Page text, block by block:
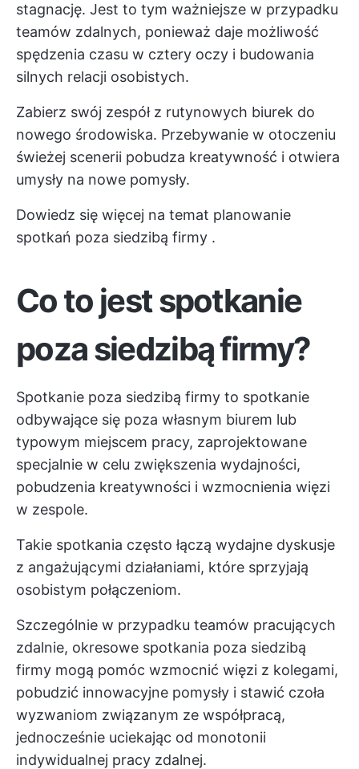
stagnację. Jest to tym ważniejsze w przypadku
teamów zdalnych, ponieważ daje możliwość
spędzenia czasu w cztery oczy i budowania
silnych relacji osobistych.
Zabierz swój zespół z rutynowych biurek do
nowego środowiska. Przebywanie w otoczeniu
świeżej scenerii pobudza kreatywność i otwiera
umysły na nowe pomysły.
Dowiedz się więcej na temat planowanie
spotkań poza siedzibą firmy .
Co to jest spotkanie
poza siedzibą firmy?
Spotkanie poza siedzibą firmy to spotkanie
odbywające się poza własnym biurem lub
typowym miejscem pracy, zaprojektowane
specjalnie w celu zwiększenia wydajności,
pobudzenia kreatywności i wzmocnienia więzi
w zespole.
Takie spotkania często łączą wydajne dyskusje
z angażującymi działaniami, które sprzyjają
osobistym połączeniom.
Szczególnie w przypadku teamów pracujących
zdalnie, okresowe spotkania poza siedzibą
firmy mogą pomóc wzmocnić więzi z kolegami,
pobudzić innowacyjne pomysły i stawić czoła
wyzwaniom związanym ze współpracą,
jednocześnie uciekając od monotonii
indywidualnej pracy zdalnej.